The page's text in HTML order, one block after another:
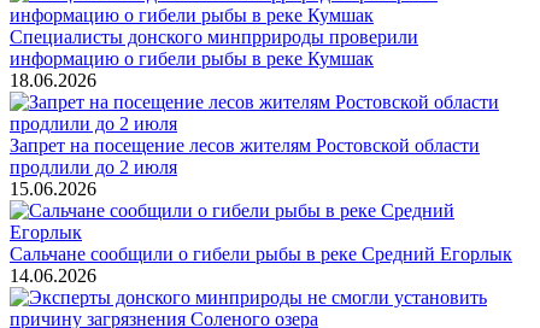
Специалисты донского минпррироды проверили
информацию о гибели рыбы в реке Кумшак
18.06.2026
Запрет на посещение лесов жителям Ростовской области
продлили до 2 июля
15.06.2026
Сальчане сообщили о гибели рыбы в реке Средний Егорлык
14.06.2026